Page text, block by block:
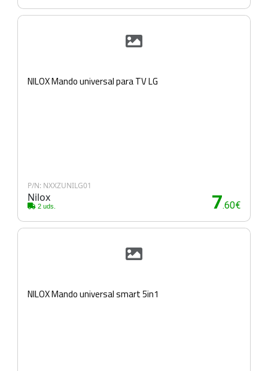
NILOX Mando universal para TV LG
P/N: NXXZUNILG01
Nilox
2 uds. 7.60€
NILOX Mando universal smart 5in1